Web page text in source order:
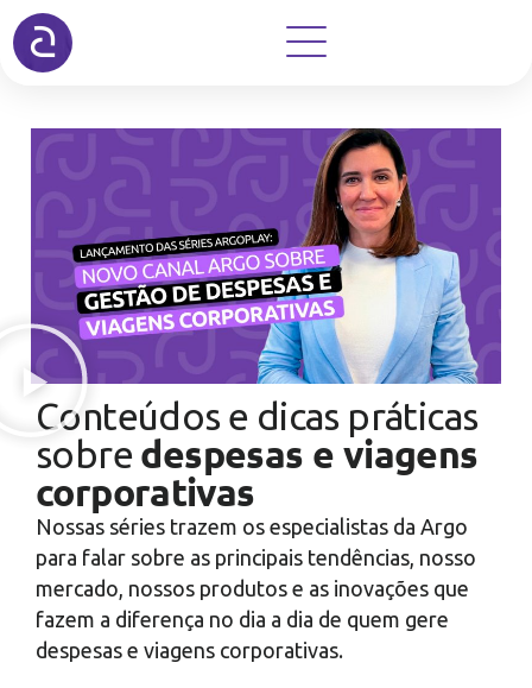
Conteúdos e dicas práticas
sobre despesas e viagens
corporativas
Nossas séries trazem os especialistas da Argo
para falar sobre as principais tendências, nosso
mercado, nossos produtos e as inovações que
fazem a diferença no dia a dia de quem gere
despesas e viagens corporativas.